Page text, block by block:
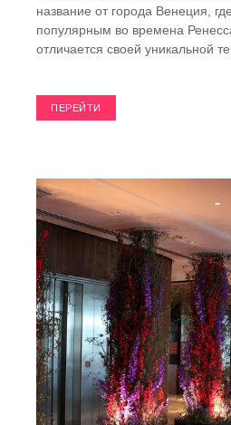
название от города Венеция,
популярным во времена
отличается своей уникальной
ПЕРЕЙТИ